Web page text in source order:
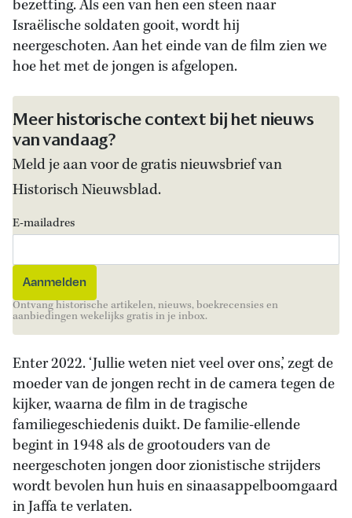
bezetting. Als een van hen een steen naar
Israëlische soldaten gooit, wordt hij
neergeschoten. Aan het einde van de film zien we
hoe het met de jongen is afgelopen.
Meer historische context bij het nieuws
van vandaag?
Meld je aan voor de gratis nieuwsbrief van
Historisch Nieuwsblad.
E-mailadres
Ontvang historische artikelen, nieuws, boekrecensies en
aanbiedingen wekelijks gratis in je inbox.
Enter 2022. ‘Jullie weten niet veel over ons,’ zegt de
moeder van de jongen recht in de camera tegen de
kijker, waarna de film in de tragische
familiegeschiedenis duikt. De familie-ellende
begint in 1948 als de grootouders van de
neergeschoten jongen door zionistische strijders
wordt bevolen hun huis en sinaasappelboomgaard
in Jaffa te verlaten.